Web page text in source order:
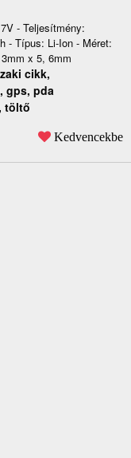
- Teljesítmény:
- Típus: Li-Ion - Méret:
x 5, 6mm
cikk,
gps, pda
töltő
Kedvencekbe